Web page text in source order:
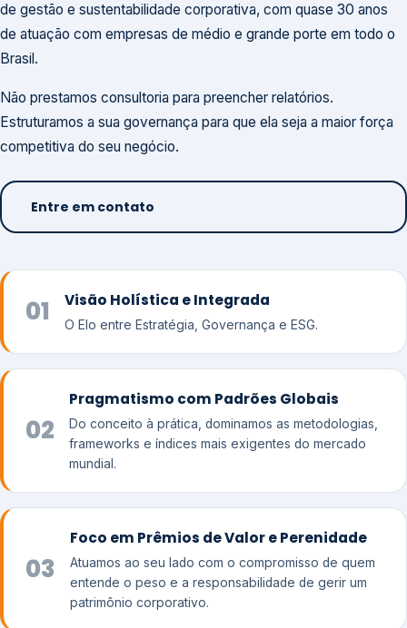
de gestão e sustentabilidade corporativa, com quase 30 anos
de atuação com empresas de médio e grande porte em todo o
Brasil.
Não prestamos consultoria para preencher relatórios.
Estruturamos a sua governança para que ela seja a maior força
competitiva do seu negócio.
Entre em contato
01 Visão Holística e Integrada
O Elo entre Estratégia, Governança e ESG.
02
Pragmatismo com Padrões Globais
Do conceito à prática, dominamos as metodologias,
frameworks e índices mais exigentes do mercado
mundial.
03
Foco em Prêmios de Valor e Perenidade
Atuamos ao seu lado com o compromisso de quem
entende o peso e a responsabilidade de gerir um
patrimônio corporativo.